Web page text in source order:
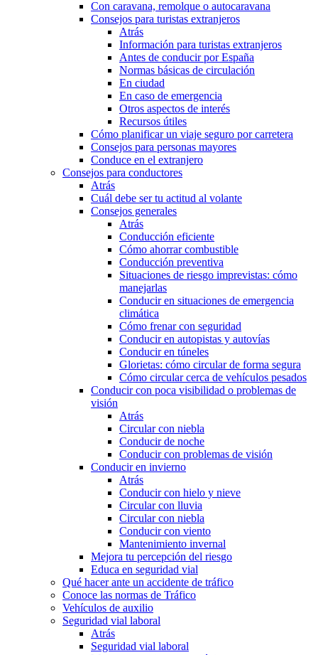
Con caravana, remolque o autocaravana
Consejos para turistas extranjeros
Atrás
Información para turistas extranjeros
Antes de conducir por España
Normas básicas de circulación
En ciudad
En caso de emergencia
Otros aspectos de interés
Recursos útiles
Cómo planificar un viaje seguro por carretera
Consejos para personas mayores
Conduce en el extranjero
Consejos para conductores
Atrás
Cuál debe ser tu actitud al volante
Consejos generales
Atrás
Conducción eficiente
Cómo ahorrar combustible
Conducción preventiva
Situaciones de riesgo imprevistas: cómo
manejarlas
Conducir en situaciones de emergencia
climática
Cómo frenar con seguridad
Conducir en autopistas y autovías
Conducir en túneles
Glorietas: cómo circular de forma segura
Cómo circular cerca de vehículos pesados
Conducir con poca visibilidad o problemas de
visión
Atrás
Circular con niebla
Conducir de noche
Conducir con problemas de visión
Conducir en invierno
Atrás
Conducir con hielo y nieve
Circular con lluvia
Circular con niebla
Conducir con viento
Mantenimiento invernal
Mejora tu percepción del riesgo
Educa en seguridad vial
Qué hacer ante un accidente de tráfico
Conoce las normas de Tráfico
Vehículos de auxilio
Seguridad vial laboral
Atrás
Seguridad vial laboral